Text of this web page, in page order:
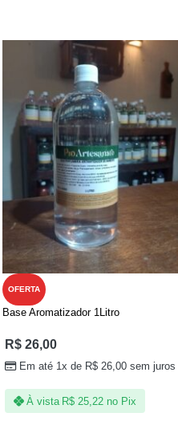
OFERTA
Base Aromatizador 1Litro
R$26,00
Em até 1x de R$ 26,00 sem juros
À vista R$ 25,22 no Pix